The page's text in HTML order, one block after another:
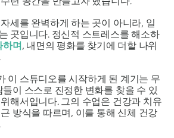
세를 완벽하게 하는 곳이 아니라, 일
곳입니다. 정신적 스트레스를 해소하
하며, 내면의 평화를 찾기에 더할 나위
이 스튜디오를 시작하게 된 계기는 무
이 스스로 진정한 변화를 찾을 수 있
해서입니다. 그의 수업은 건강과 치유
방식을 따르며, 이를 통해 신체 건강